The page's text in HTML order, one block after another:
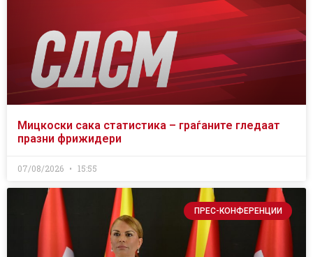
Мицкоски сака статистика – граѓаните гледаат
празни фрижидери
07/08/2026 15:55
ПРЕС-КОНФЕРЕНЦИИ